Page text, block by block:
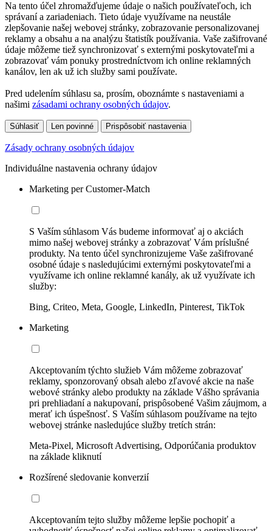
Na tento účel zhromažďujeme údaje o našich používateľoch, ich
správaní a zariadeniach. Tieto údaje využívame na neustále
zlepšovanie našej webovej stránky, zobrazovanie personalizovanej
reklamy a obsahu a na analýzu štatistík používania. Vaše zašifrované
údaje môžeme tiež synchronizovať s externými poskytovateľmi a
zobrazovať vám ponuky prostredníctvom ich online reklamných
kanálov, len ak už ich služby sami používate.
Pred udelením súhlasu sa, prosím, oboznámte s nastaveniami a
našimi zásadami ochrany osobných údajov.
Súhlasiť Len povinné Prispôsobiť nastavenia
Zásady ochrany osobných údajov
Individuálne nastavenia ochrany údajov
Marketing per Customer-Match
S Vaším súhlasom Vás budeme informovať aj o akciách
mimo našej webovej stránky a zobrazovať Vám príslušné
produkty. Na tento účel synchronizujeme Vaše zašifrované
osobné údaje s nasledujúcimi externými poskytovateľmi a
využívame ich online reklamné kanály, ak už využívate ich
služby:
Bing, Criteo, Meta, Google, LinkedIn, Pinterest, TikTok
Marketing
Akceptovaním týchto služieb Vám môžeme zobrazovať
reklamy, sponzorovaný obsah alebo zľavové akcie na naše
webové stránky alebo produkty na základe Vášho správania
pri prehliadaní a nakupovaní, prispôsobené Vašim záujmom, a
merať ich úspešnosť. S Vaším súhlasom používame na tejto
webovej stránke nasledujúce služby tretích strán:
Meta-Pixel, Microsoft Advertising, Odporúčania produktov
na základe kliknutí
Rozšírené sledovanie konverzií
Akceptovaním tejto služby môžeme lepšie pochopiť a